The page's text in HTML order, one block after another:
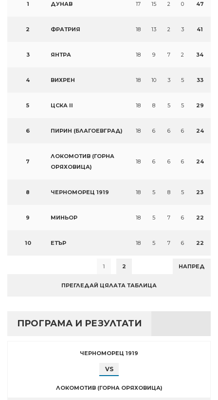
1 ДУНАВ 17 15 2 0 47
2 ФРАТРИЯ 18 13 2 3 41
3 ЯНТРА 18 9 7 2 34
4 ВИХРЕН 18 10 3 5 33
5 ЦСКА II 18 8 5 5 29
6 ПИРИН (БЛАГОЕВГРАД) 18 6 6 6 24
7
ЛОКОМОТИВ (ГОРНА
ОРЯХОВИЦА)
18 6 6 6 24
8 ЧЕРНОМОРЕЦ 1919 18 5 8 5 23
9 МИНЬОР 18 5 7 6 22
10 ЕТЪР 18 5 7 6 22
1 2 НАПРЕД
ПРЕГЛЕДАЙ ЦЯЛАТА ТАБЛИЦА
ПРОГРАМА И РЕЗУЛТАТИ
ЧЕРНОМОРЕЦ 1919
VS
ЛОКОМОТИВ (ГОРНА ОРЯХОВИЦА)